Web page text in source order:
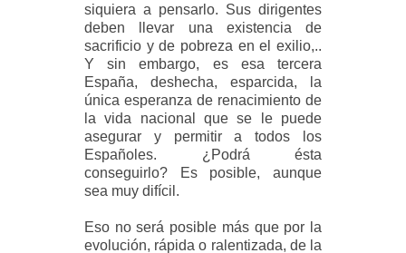
siquiera a pensarlo. Sus dirigentes
deben llevar una existencia de
sacrificio y de pobreza en el exilio,..
Y sin embargo, es esa tercera
España, deshecha, esparcida, la
única esperanza de renacimiento de
la vida nacional que se le puede
asegurar y permitir a todos los
Españoles. ¿Podrá ésta
conseguirlo? Es posible, aunque
sea muy difícil.
Eso no será posible más que por la
evolución, rápida o ralentizada, de la